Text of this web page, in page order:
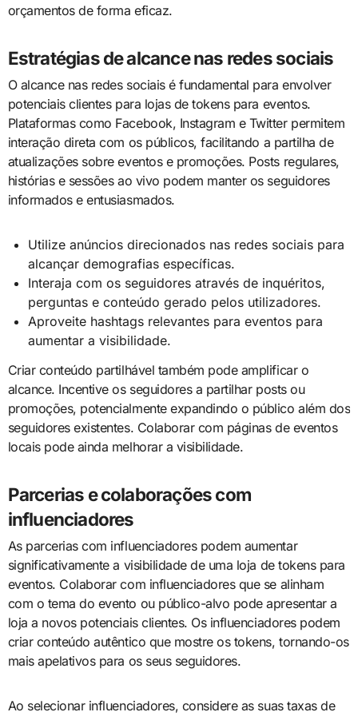
orçamentos de forma eficaz.
Estratégias de alcance nas redes sociais
O alcance nas redes sociais é fundamental para envolver
potenciais clientes para lojas de tokens para eventos.
Plataformas como Facebook, Instagram e Twitter permitem
interação direta com os públicos, facilitando a partilha de
atualizações sobre eventos e promoções. Posts regulares,
histórias e sessões ao vivo podem manter os seguidores
informados e entusiasmados.
Utilize anúncios direcionados nas redes sociais para
alcançar demografias específicas.
Interaja com os seguidores através de inquéritos,
perguntas e conteúdo gerado pelos utilizadores.
Aproveite hashtags relevantes para eventos para
aumentar a visibilidade.
Criar conteúdo partilhável também pode amplificar o
alcance. Incentive os seguidores a partilhar posts ou
promoções, potencialmente expandindo o público além dos
seguidores existentes. Colaborar com páginas de eventos
locais pode ainda melhorar a visibilidade.
Parcerias e colaborações com
influenciadores
As parcerias com influenciadores podem aumentar
significativamente a visibilidade de uma loja de tokens para
eventos. Colaborar com influenciadores que se alinham
com o tema do evento ou público-alvo pode apresentar a
loja a novos potenciais clientes. Os influenciadores podem
criar conteúdo autêntico que mostre os tokens, tornando-os
mais apelativos para os seus seguidores.
Ao selecionar influenciadores, considere as suas taxas de